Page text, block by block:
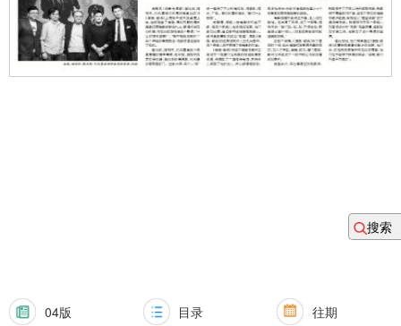
04版 目录 往期
搜索